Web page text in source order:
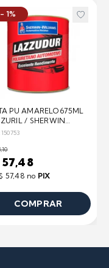
PU AMARELO 675ML
/ SHERWIN
57,48
57,48 no PIX
- 1%
COMPRAR